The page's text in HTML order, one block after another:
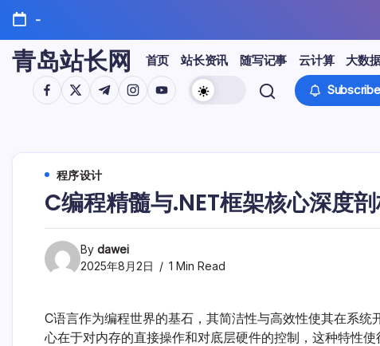
Skip
content
-
青岛站长网 首页 站长资讯 随写记事 云计算 大数
https://www.facebook.com/
https://twitter.com/
https://t.me/
https://www.instagram.com/
https://youtube.com/ Subscribe
程序设计
C编程精髓与.NET框架核心深度
By dawei
2025年8月2日
1 Min Read
C语言作为编程世界的基石，其简洁性与高效性使其在系
心在于对内存的直接操作和对底层硬件的控制，这种特性使